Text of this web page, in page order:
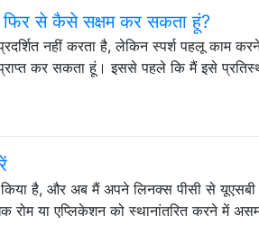
फिर से कैसे सक्षम कर सकता हूं?
नहीं करता है, लेकिन स्पर्श पहलू काम
कर सकता हूं। इससे पहले कि मैं इसे
है, और अब मैं अपने लिनक्स पीसी से
या एप्लिकेशन को स्थानांतरित करने में